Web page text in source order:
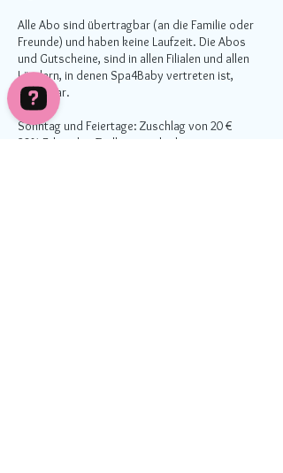
Alle Abo sind übertragbar (an die Familie oder
Freunde) und haben keine Laufzeit. Die Abos
und Gutscheine, sind in allen Filialen und allen
Ländern, in denen Spa4Baby vertreten ist,
einlösbar.
Sonntag und Feiertage: Zuschlag von 20 €
20% Erlass bei Zwillingen oder bei